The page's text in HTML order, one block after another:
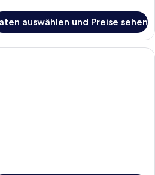
auswählen und Preise sehen
Ein Hotelzimmer mit einem großen